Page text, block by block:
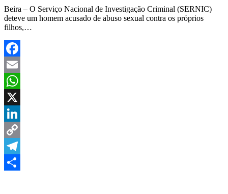
Beira – O Serviço Nacional de Investigação Criminal (SERNIC)
deteve um homem acusado de abuso sexual contra os próprios
filhos,…
Facebook
Email
WhatsApp
X
LinkedIn
Copy
Link
Telegram